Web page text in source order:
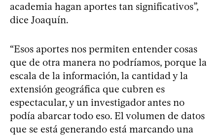
academia hagan aportes tan significativos”,
dice Joaquín.
“Esos aportes nos permiten entender cosas
que de otra manera no podríamos, porque la
escala de la información, la cantidad y la
extensión geográfica que cubren es
espectacular, y un investigador antes no
podía abarcar todo eso. El volumen de datos
que se está generando está marcando una